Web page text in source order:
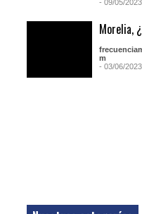
- 09/05/2023
Morelia,
m
- 03/06/2023